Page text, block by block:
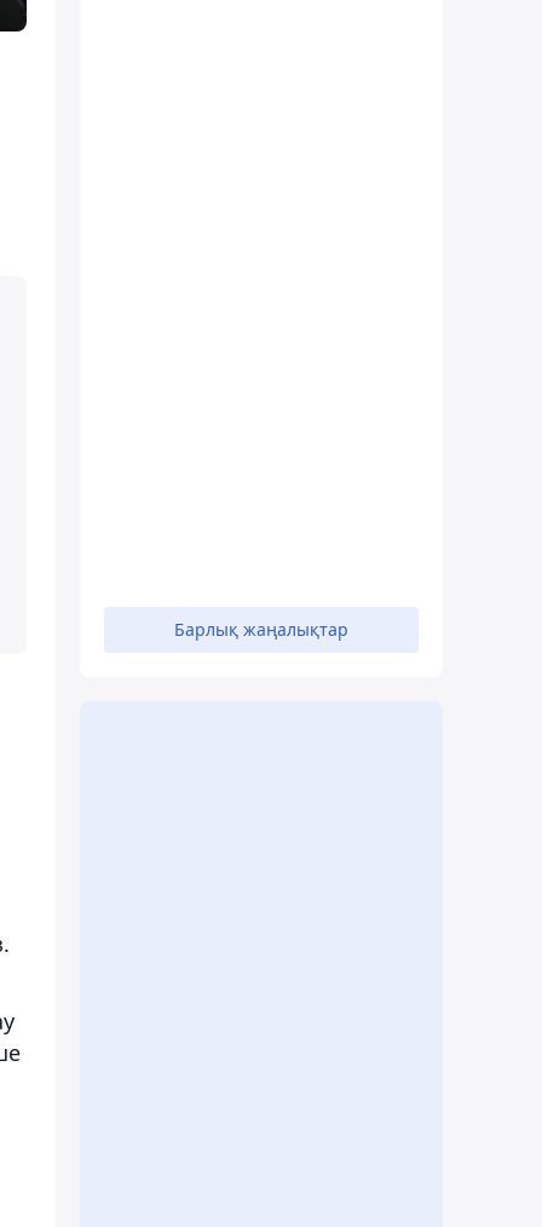
Барлық жаңалықтар